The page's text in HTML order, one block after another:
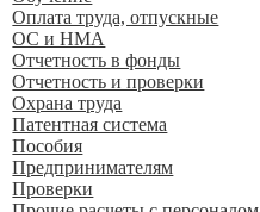
Оплата труда, отпускные
ОС и НМА
Отчетность в фонды
Отчетность и проверки
Охрана труда
Патентная система
Пособия
Предпринимателям
Проверки